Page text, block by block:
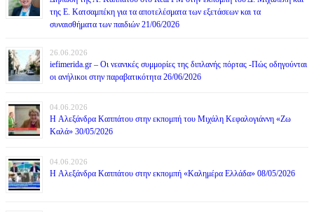
της Ε. Κατσαμπέκη για τα αποτελέσματα των εξετάσεων και τα
συναισθήματα των παιδιών 21/06/2026
26.06.2026
iefimerida.gr – Οι νεανικές συμμορίες της διπλανής πόρτας -Πώς οδηγούνται
οι ανήλικοι στην παραβατικότητα 26/06/2026
04.06.2026
H Αλεξάνδρα Καππάτου στην εκπομπή του Μιχάλη Κεφαλογιάννη «Ζω
Καλά» 30/05/2026
04.06.2026
H Αλεξάνδρα Καππάτου στην εκπομπή «Καλημέρα Ελλάδα» 08/05/2026